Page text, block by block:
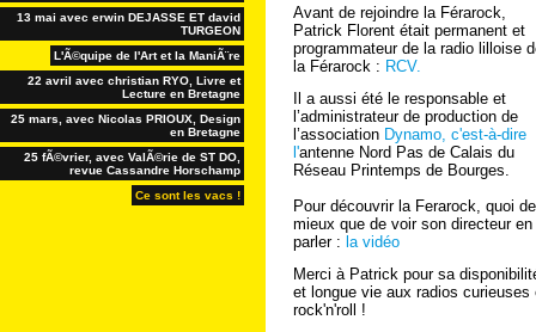
13 mai avec erwin DEJASSE ET david
TURGEON
L'Ã©quipe de l'Art et la ManiÃ¨re
22 avril avec christian RYO, Livre et
Lecture en Bretagne
25 mars, avec Nicolas PRIOUX, Design
en Bretagne
25 fÃ©vrier, avec ValÃ©rie de ST DO,
revue Cassandre Horschamp
Ce sont les vacs !
Avant de rejoindre la Férarock,
Patrick Florent était permanent et
programmateur de la radio lilloise
la Férarock : RCV.
Il a aussi été le responsable et
l’administrateur de production de
l’association Dynamo, c'est-à-dire
l'antenne Nord Pas de Calais du
Réseau Printemps de Bourges.
Pour découvrir la Ferarock, quoi de
mieux que de voir son directeur en
parler : la vidéo
Merci à Patrick pour sa
et longue vie aux radios curieuses
rock'n'roll !